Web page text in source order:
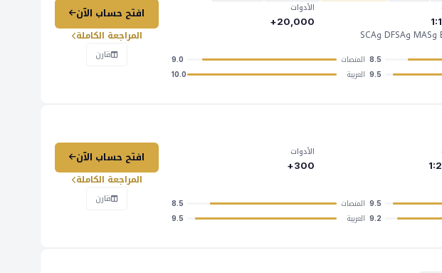
الأدوات
20,000+
8.5 المنصات 9.0
9.5 العربية 10.0
افتح حساب الآن
المراجعة الكاملة
قارن
الأدوات
300+
9.5 المنصات 8.5
9.2 العربية 9.5
افتح حساب الآن
المراجعة الكاملة
قارن